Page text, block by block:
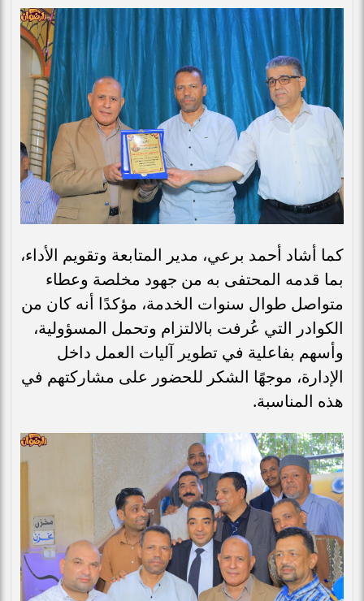
كما أشاد أحمد برعي، مدير المتابعة وتقويم الأداء،
بما قدمه المحتفى به من جهود مخلصة وعطاء
متواصل طوال سنوات الخدمة، مؤكدًا أنه كان من
الكوادر التي عُرفت بالالتزام وتحمل المسؤولية،
وأسهم بفاعلية في تطوير آليات العمل داخل
الإدارة، موجهًا الشكر للحضور على مشاركتهم في
هذه المناسبة.